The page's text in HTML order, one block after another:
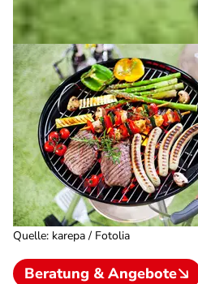
Quelle: karepa / Fotolia
Beratung & Angebote